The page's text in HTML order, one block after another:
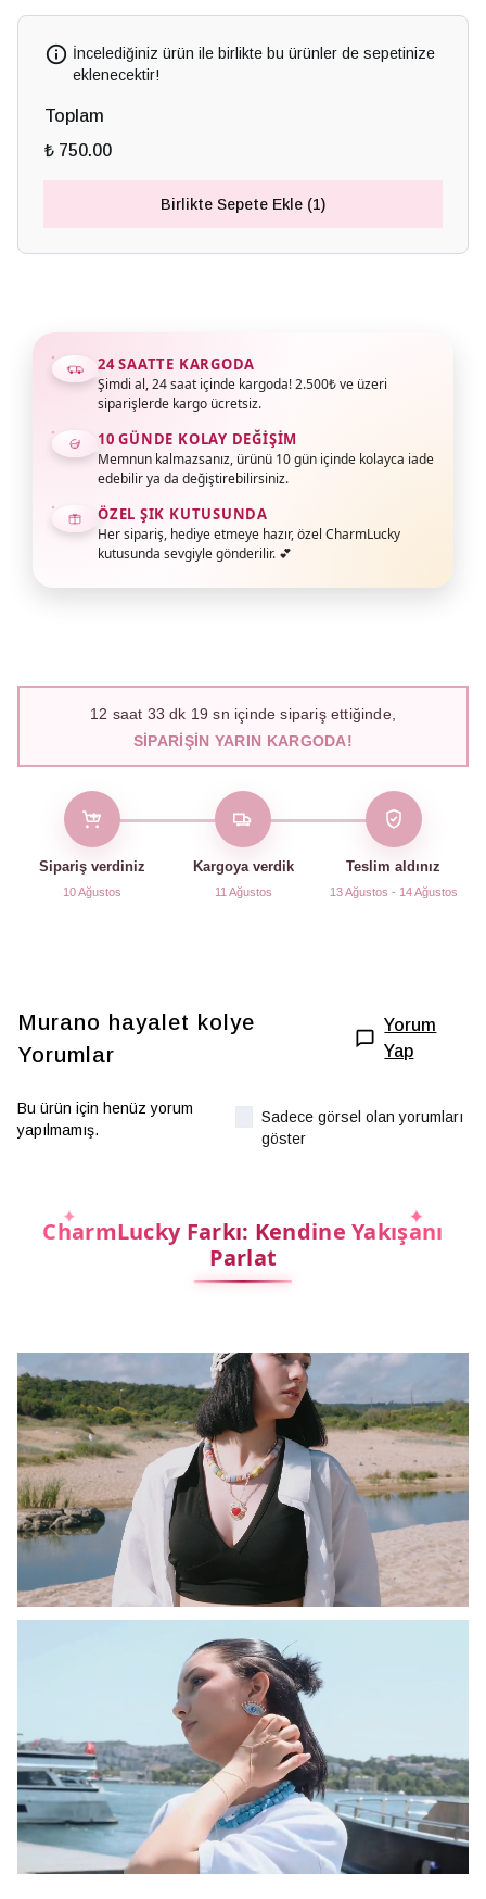
İncelediğiniz ürün ile birlikte bu ürünler de sepetinize
eklenecektir!
Toplam
₺ 750.00
Birlikte Sepete Ekle (1)
24 SAATTE KARGODA
Şimdi al, 24 saat içinde kargoda! 2.500₺ ve üzeri
siparişlerde kargo ücretsiz.
10 GÜNDE KOLAY DEĞIŞIM
Memnun kalmazsanız, ürünü 10 gün içinde kolayca iade
edebilir ya da değiştirebilirsiniz.
ÖZEL ŞIK KUTUSUNDA
Her sipariş, hediye etmeye hazır, özel CharmLucky
kutusunda sevgiyle gönderilir. 💕
12 saat 33 dk 18 sn içinde sipariş ettiğinde,
SIPARIŞIN YARIN KARGODA!
Sipariş verdiniz
10 Ağustos
Kargoya verdik
11 Ağustos
Teslim aldınız
13 Ağustos - 14 Ağustos
Murano hayalet kolye
Yorumlar
Yorum
Yap
Bu ürün için henüz yorum
yapılmamış.
Sadece görsel olan yorumları
göster
CharmLucky Farkı: Kendine Yakışanı
Parlat